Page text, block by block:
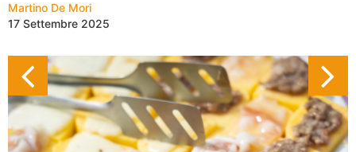
Martino De Mori
17 Settembre 2025